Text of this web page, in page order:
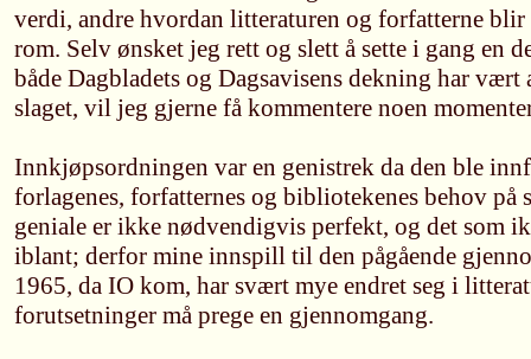
verdi, andre hvordan litteraturen og forfatterne
rom. Selv ønsket jeg rett og slett å sette i gang en
både Dagbladets og Dagsavisens dekning har vært
slaget, vil jeg gjerne få kommentere noen
Innkjøpsordningen var en genistrek da den ble
forlagenes, forfatternes og bibliotekenes behov på
geniale er ikke nødvendigvis perfekt, og det som
iblant; derfor mine innspill til den pågående
1965, da IO kom, har svært mye endret seg i
forutsetninger må prege en gjennomgang.